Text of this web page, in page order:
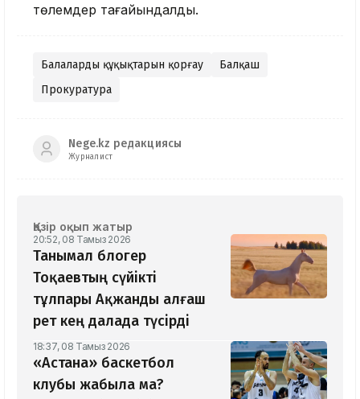
төлемдер тағайындалды.
Балалардың құқықтарын қорғау
Балқаш
Прокуратура
Nege.kz редакциясы
Журналист
Қазір оқып жатыр
20:52, 08 Тамыз 2026
Танымал блогер
Тоқаевтың сүйікті
тұлпары Ақжанды алғаш
рет кең далада түсірді
18:37, 08 Тамыз 2026
«Астана» баскетбол
клубы жабыла ма?